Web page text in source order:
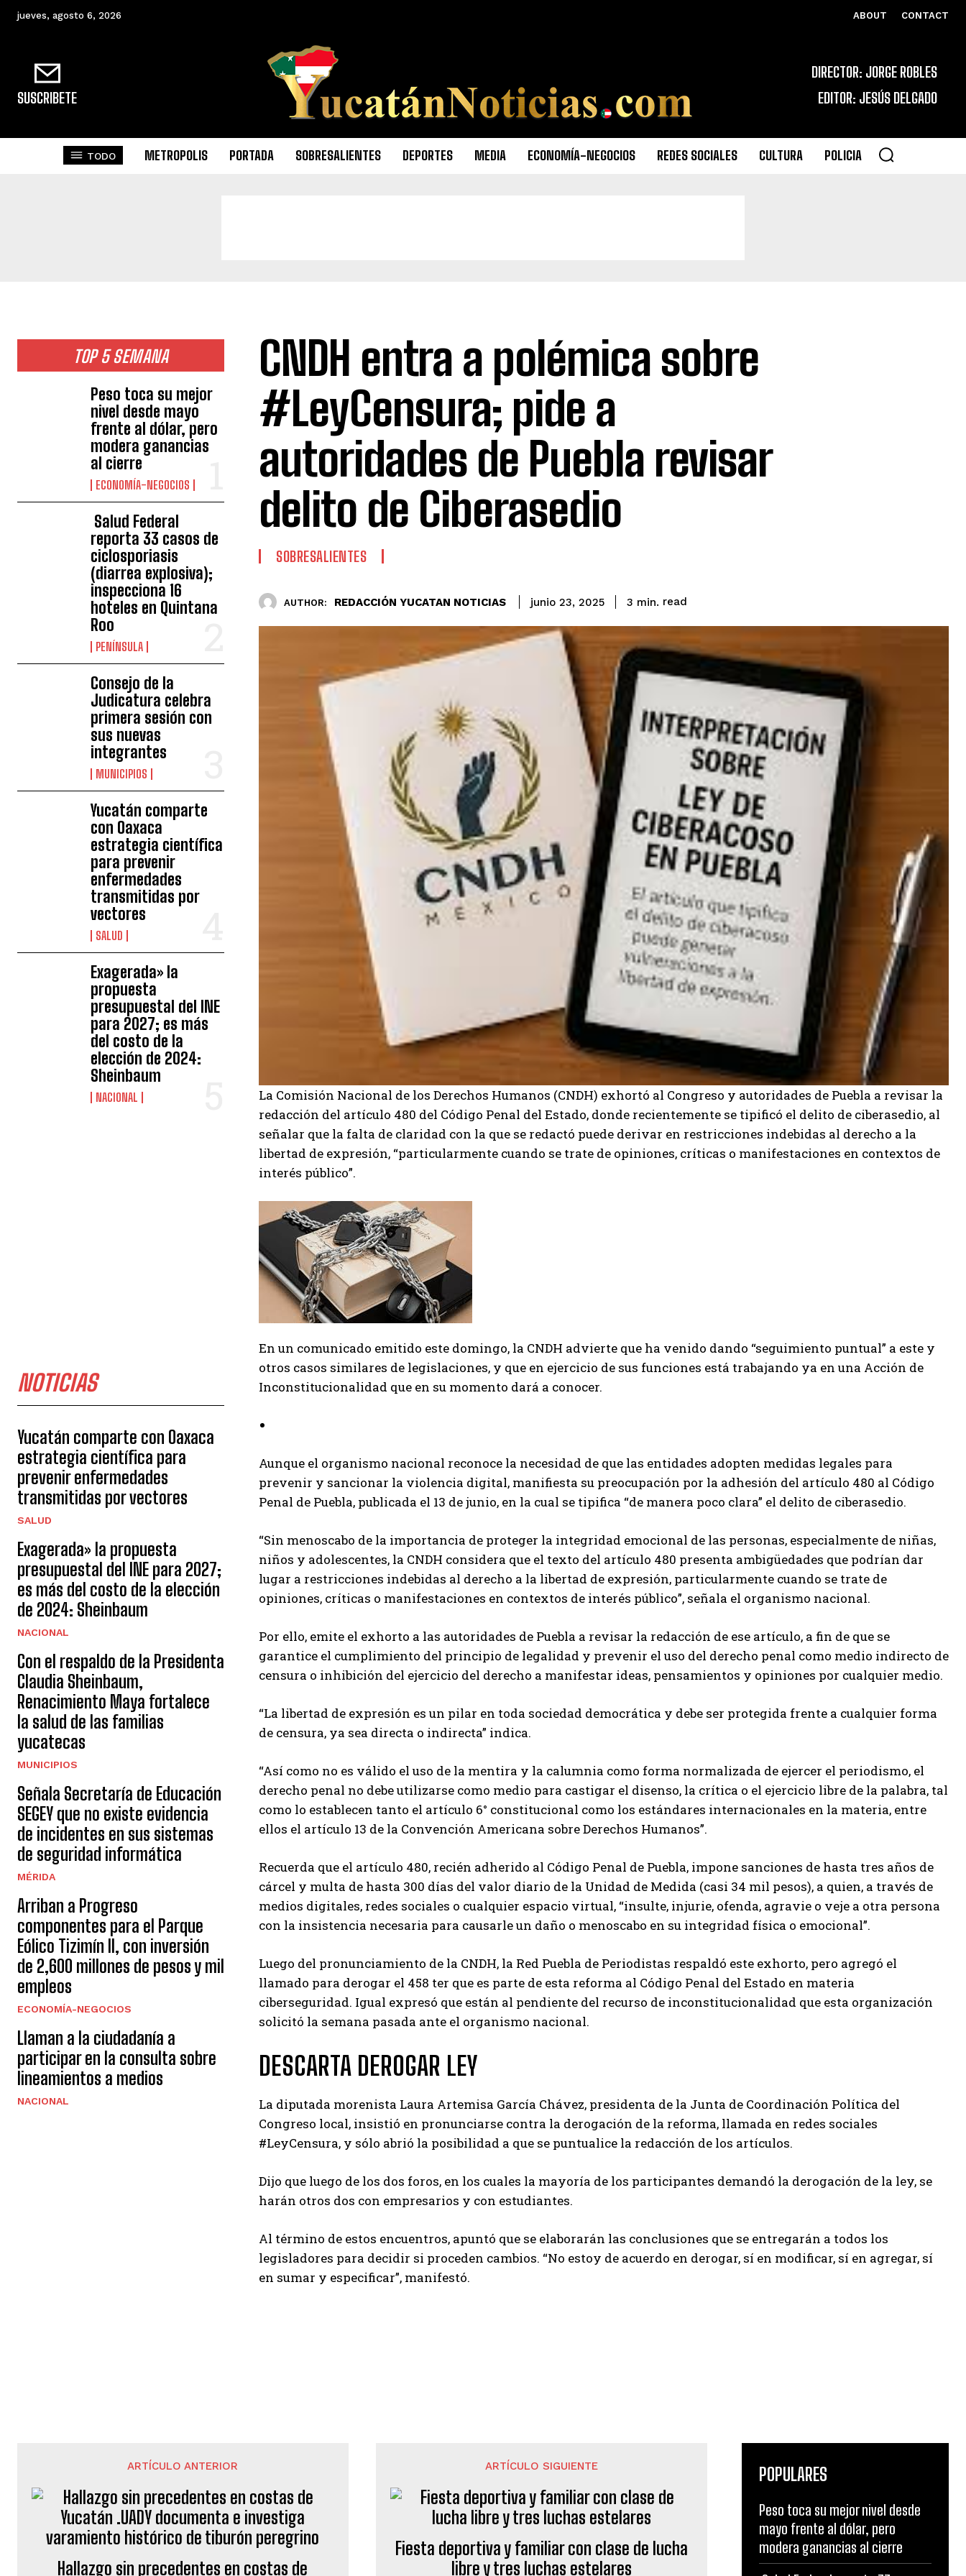
jueves, agosto 6, 2026 ABOUT CONTACT
SUSCRIBETE
DIRECTOR: JORGE ROBLES
EDITOR: JESÚS DELGADO
TODO METROPOLIS PORTADA SOBRESALIENTES DEPORTES MEDIA ECONOMÍA-NEGOCIOS REDES SOCIALES CULTURA POLICIA
TOP 5 SEMANA
Peso toca su mejor
nivel desde mayo
frente al dólar, pero
modera ganancias
al cierre
ECONOMÍA-NEGOCIOS
Salud Federal
reporta 33 casos de
ciclosporiasis
(diarrea explosiva);
inspecciona 16
hoteles en Quintana
Roo
PENÍNSULA
Consejo de la
Judicatura celebra
primera sesión con
sus nuevas
integrantes
MUNICIPIOS
Yucatán comparte
con Oaxaca
estrategia científica
para prevenir
enfermedades
transmitidas por
vectores
SALUD
Exagerada» la
propuesta
presupuestal del INE
para 2027; es más
del costo de la
elección de 2024:
Sheinbaum
NACIONAL
NOTICIAS
Yucatán comparte con Oaxaca
estrategia científica para
prevenir enfermedades
transmitidas por vectores
SALUD
Exagerada» la propuesta
presupuestal del INE para 2027;
es más del costo de la elección
de 2024: Sheinbaum
NACIONAL
Con el respaldo de la Presidenta
Claudia Sheinbaum,
Renacimiento Maya fortalece
la salud de las familias
yucatecas
MUNICIPIOS
Señala Secretaría de Educación
SEGEY que no existe evidencia
de incidentes en sus sistemas
de seguridad informática
MÉRIDA
Arriban a Progreso
componentes para el Parque
Eólico Tizimín II, con inversión
de 2,600 millones de pesos y mil
empleos
ECONOMÍA-NEGOCIOS
Llaman a la ciudadanía a
participar en la consulta sobre
lineamientos a medios
NACIONAL
CNDH entra a polémica sobre
#LeyCensura; pide a
autoridades de Puebla revisar
delito de Ciberasedio
SOBRESALIENTES
AUTHOR: REDACCIÓN YUCATAN NOTICIAS junio 23, 2025 3 min. read
La Comisión Nacional de los Derechos Humanos (CNDH) exhortó al Congreso y autoridades de Puebla a revisar la
redacción del artículo 480 del Código Penal del Estado, donde recientemente se tipificó el delito de ciberasedio, al
señalar que la falta de claridad con la que se redactó puede derivar en restricciones indebidas al derecho a la
libertad de expresión, “particularmente cuando se trate de opiniones, críticas o manifestaciones en contextos de
interés público”.
En un comunicado emitido este domingo, la CNDH advierte que ha venido dando “seguimiento puntual” a este y
otros casos similares de legislaciones, y que en ejercicio de sus funciones está trabajando ya en una Acción de
Inconstitucionalidad que en su momento dará a conocer.
Aunque el organismo nacional reconoce la necesidad de que las entidades adopten medidas legales para
prevenir y sancionar la violencia digital, manifiesta su preocupación por la adhesión del artículo 480 al Código
Penal de Puebla, publicada el 13 de junio, en la cual se tipifica “de manera poco clara” el delito de ciberasedio.
“Sin menoscabo de la importancia de proteger la integridad emocional de las personas, especialmente de niñas,
niños y adolescentes, la CNDH considera que el texto del artículo 480 presenta ambigüedades que podrían dar
lugar a restricciones indebidas al derecho a la libertad de expresión, particularmente cuando se trate de
opiniones, críticas o manifestaciones en contextos de interés público”, señala el organismo nacional.
Por ello, emite el exhorto a las autoridades de Puebla a revisar la redacción de ese artículo, a fin de que se
garantice el cumplimiento del principio de legalidad y prevenir el uso del derecho penal como medio indirecto de
censura o inhibición del ejercicio del derecho a manifestar ideas, pensamientos y opiniones por cualquier medio.
“La libertad de expresión es un pilar en toda sociedad democrática y debe ser protegida frente a cualquier forma
de censura, ya sea directa o indirecta” indica.
“Así como no es válido el uso de la mentira y la calumnia como forma normalizada de ejercer el periodismo, el
derecho penal no debe utilizarse como medio para castigar el disenso, la crítica o el ejercicio libre de la palabra, tal
como lo establecen tanto el artículo 6° constitucional como los estándares internacionales en la materia, entre
ellos el artículo 13 de la Convención Americana sobre Derechos Humanos”.
Recuerda que el artículo 480, recién adherido al Código Penal de Puebla, impone sanciones de hasta tres años de
cárcel y multa de hasta 300 días del valor diario de la Unidad de Medida (casi 34 mil pesos), a quien, a través de
medios digitales, redes sociales o cualquier espacio virtual, “insulte, injurie, ofenda, agravie o veje a otra persona
con la insistencia necesaria para causarle un daño o menoscabo en su integridad física o emocional”.
Luego del pronunciamiento de la CNDH, la Red Puebla de Periodistas respaldó este exhorto, pero agregó el
llamado para derogar el 458 ter que es parte de esta reforma al Código Penal del Estado en materia
ciberseguridad. Igual expresó que están al pendiente del recurso de inconstitucionalidad que esta organización
solicitó la semana pasada ante el organismo nacional.
DESCARTA DEROGAR LEY
La diputada morenista Laura Artemisa García Chávez, presidenta de la Junta de Coordinación Política del
Congreso local, insistió en pronunciarse contra la derogación de la reforma, llamada en redes sociales
#LeyCensura, y sólo abrió la posibilidad a que se puntualice la redacción de los artículos.
Dijo que luego de los dos foros, en los cuales la mayoría de los participantes demandó la derogación de la ley, se
harán otros dos con empresarios y con estudiantes.
Al término de estos encuentros, apuntó que se elaborarán las conclusiones que se entregarán a todos los
legisladores para decidir si proceden cambios. “No estoy de acuerdo en derogar, sí en modificar, sí en agregar, sí
en sumar y especificar”, manifestó.
ARTÍCULO ANTERIOR
Hallazgo sin precedentes en costas de
ARTÍCULO SIGUIENTE
Fiesta deportiva y familiar con clase de lucha
libre y tres luchas estelares
POPULARES
Peso toca su mejor nivel desde
mayo frente al dólar, pero
modera ganancias al cierre